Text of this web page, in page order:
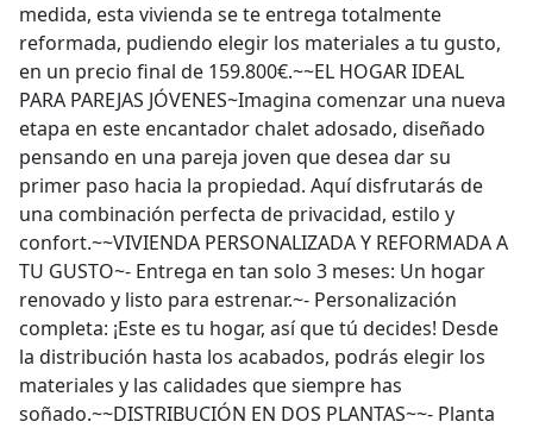
medida, esta vivienda se te entrega totalmente
reformada, pudiendo elegir los materiales a tu gusto,
en un precio final de 159.800€.~~EL HOGAR IDEAL
PARA PAREJAS JÓVENES~Imagina comenzar una nueva
etapa en este encantador chalet adosado, diseñado
pensando en una pareja joven que desea dar su
primer paso hacia la propiedad. Aquí disfrutarás de
una combinación perfecta de privacidad, estilo y
confort.~~VIVIENDA PERSONALIZADA Y REFORMADA A
TU GUSTO~- Entrega en tan solo 3 meses: Un hogar
renovado y listo para estrenar.~- Personalización
completa: ¡Este es tu hogar, así que tú decides! Desde
la distribución hasta los acabados, podrás elegir los
materiales y las calidades que siempre has
soñado.~~DISTRIBUCIÓN EN DOS PLANTAS~~- Planta